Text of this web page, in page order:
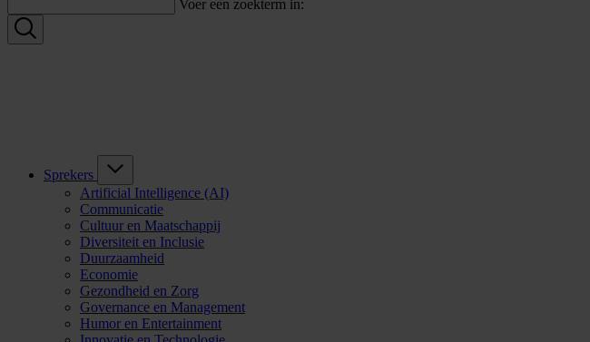
Voer een zoekterm in:
Sprekers
Artificial Intelligence (AI)
Communicatie
Cultuur en Maatschappij
Diversiteit en Inclusie
Duurzaamheid
Economie
Gezondheid en Zorg
Governance en Management
Humor en Entertainment